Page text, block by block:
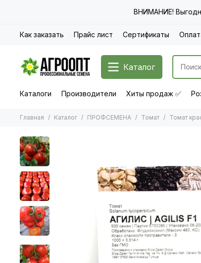
ВНИМАНИЕ!
Как заказать Прайс лист Сертификаты
Каталог
Каталоги Производители Хиты продаж ✅
Главная Каталог ПРОФСЕМЕНА Томат Томат